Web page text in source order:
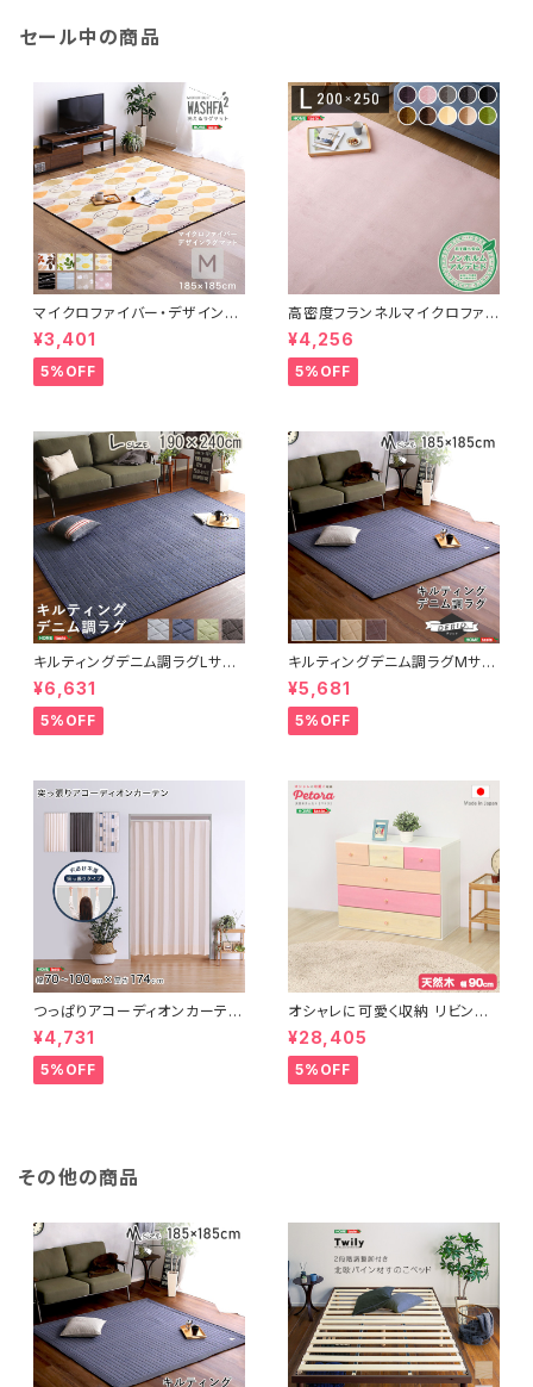
セール中の商品
マイクロファイバー・デザインラ
グマットMサイズ（185×185cm）
洗えるラグマット 【WASHFA2】
FRG-D2-M
¥3,401
5%OFF
高密度フランネルマイクロファイ
バー・ラグマットLサイズ（200×2
50cm）洗えるラグマット｜ナル
トレア
¥4,256
5%OFF
キルティングデニム調ラグLサイ
ズ(190x240cm)オールシーズ
ン、滑り止め付き、手洗い対応【D
erid-デリッド-】 DRG-L
¥6,631
5%OFF
キルティングデニム調ラグMサイ
ズ(185x185cm)オールシーズ
ン、滑り止め付き、手洗い対応【D
erid-デリッド-】 DRG-M
¥5,681
5%OFF
つっぱりアコーディオンカーテ
ン 100×174cm SH-16-TA
DC
¥4,731
5%OFF
オシャレに可愛く収納 リビング
用ローチェスト 4段 幅90cm
天然木（桐）日本製｜petora-
ペトラ- SH-08-PTR90
¥28,405
5%OFF
その他の商品